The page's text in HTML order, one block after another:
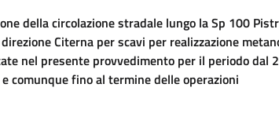
della circolazione stradale lungo la Sp 100
Citerna per scavi per realizzazione
nel presente provvedimento per il periodo dal
comunque fino al termine delle operazioni